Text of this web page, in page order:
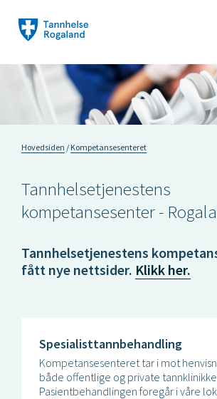
Hovedsiden Kompetansesenteret
Tannhelsetjenestens
kompetansesenter -
Tannhelsetjenestens
fått nye nettsider. Klikk her.
Spesialisttannbehandling
Kompetansesenteret tar i mot
både offentlige og private
Pasientbehandlingen foregår i våre